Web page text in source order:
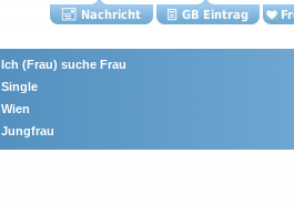
Ich (Frau) suche Frau
Single
Wien
Jungfrau